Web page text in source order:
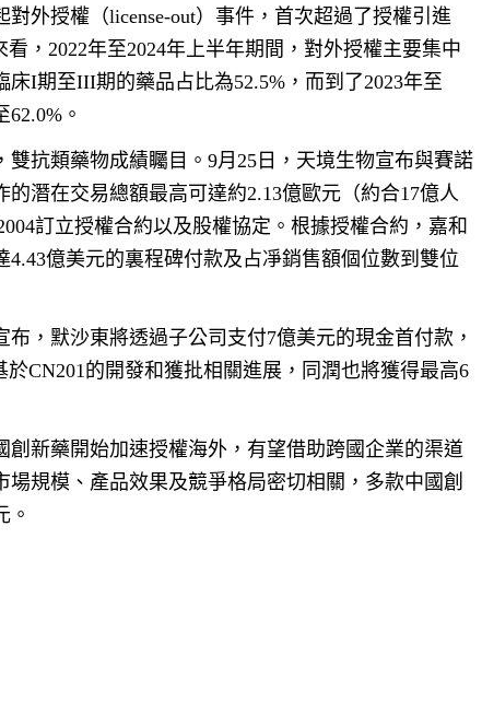
對外授權（license-out）事件，首次超過了授權引進
看，2022年至2024年上半年期間，對外授權主要集中
I期至III期的藥品占比為52.5%，而到了2023年至
。
抗類藥物成績矚目。9月25日，天境生物宣布與賽諾
潛在交易總額最高可達約2.13億歐元（約合17億人
訂立授權合約以及股權協定。根據授權合約，嘉和
億美元的裏程碑付款及占凈銷售額個位數到雙位
，默沙東將透過子公司支付7億美元的現金首付款，
CN201的開發和獲批相關進展，同潤也將獲得最高6
創新藥開始加速授權海外，有望借助跨國企業的渠道
規模、產品效果及競爭格局密切相關，多款中國創
。